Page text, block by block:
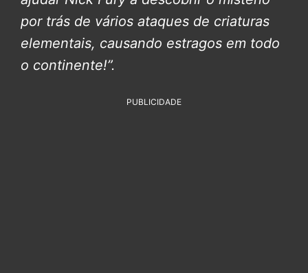
por trás de vários ataques de criaturas
elementais, causando estragos em todo
o continente!”.
PUBLICIDADE